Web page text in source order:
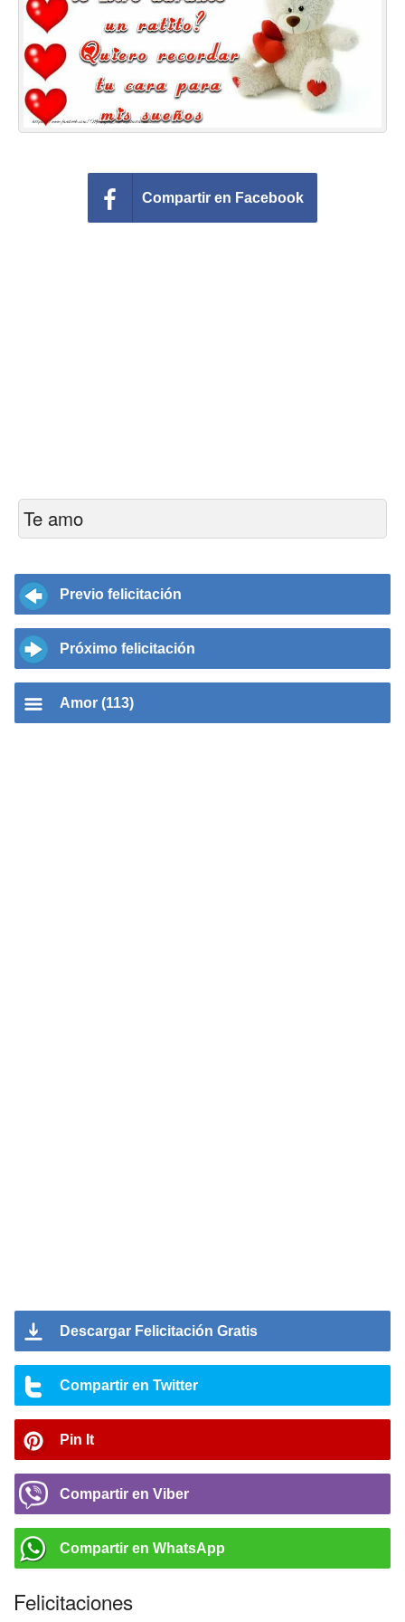
Felicitaciones días del año
Felicitaciones musicales
Entrar
Compartir en Facebook
Te amo
Previo felicitación
Próximo felicitación
Amor (113)
Descargar Felicitación Gratis
Compartir en Twitter
Pin It
Compartir en Viber
Compartir en WhatsApp
Felicitaciones